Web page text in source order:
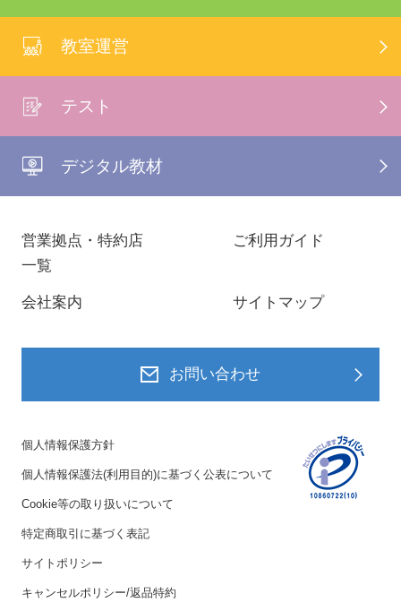
教室運営
テスト
デジタル教材
営業拠点・特約店
一覧
ご利用ガイド
会社案内 サイトマップ
お問い合わせ
個人情報保護方針
個人情報保護法(利用目的)に基づく公表について
Cookie等の取り扱いについて
特定商取引に基づく表記
サイトポリシー
キャンセルポリシー/返品特約